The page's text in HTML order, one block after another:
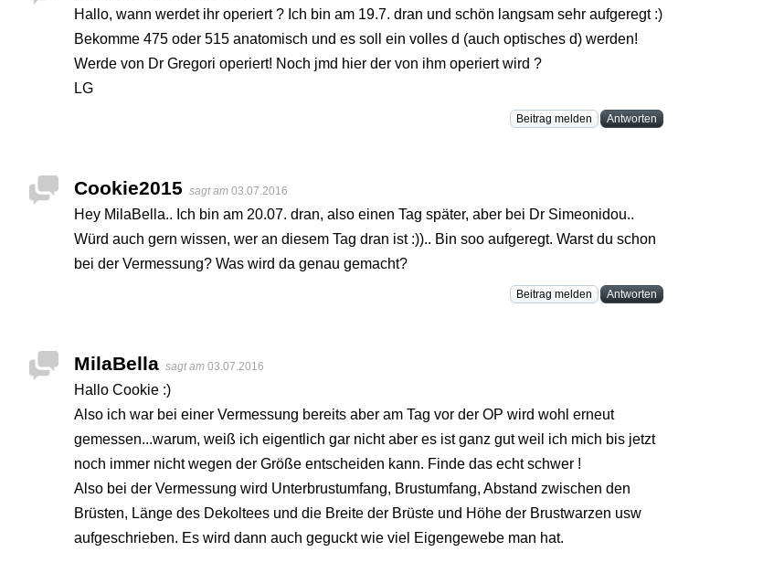
Hallo, wann werdet ihr operiert ? Ich bin am 19.7. dran und schön langsam sehr aufgeregt :)
Bekomme 475 oder 515 anatomisch und es soll ein volles d (auch optisches d) werden!
Werde von Dr Gregori operiert! Noch jmd hier der von ihm operiert wird ?
LG
Beitrag melden Antworten
Cookie2015 sagt am 03.07.2016
Hey MilaBella.. Ich bin am 20.07. dran, also einen Tag später, aber bei Dr Simeonidou..
Würd auch gern wissen, wer an diesem Tag dran ist :)).. Bin soo aufgeregt. Warst du schon
bei der Vermessung? Was wird da genau gemacht?
Beitrag melden Antworten
MilaBella sagt am 03.07.2016
Hallo Cookie :)
Also ich war bei einer Vermessung bereits aber am Tag vor der OP wird wohl erneut
gemessen...warum, weiß ich eigentlich gar nicht aber es ist ganz gut weil ich mich bis jetzt
noch immer nicht wegen der Größe entscheiden kann. Finde das echt schwer !
Also bei der Vermessung wird Unterbrustumfang, Brustumfang, Abstand zwischen den
Brüsten, Länge des Dekoltees und die Breite der Brüste und Höhe der Brustwarzen usw
aufgeschrieben. Es wird dann auch geguckt wie viel Eigengewebe man hat.